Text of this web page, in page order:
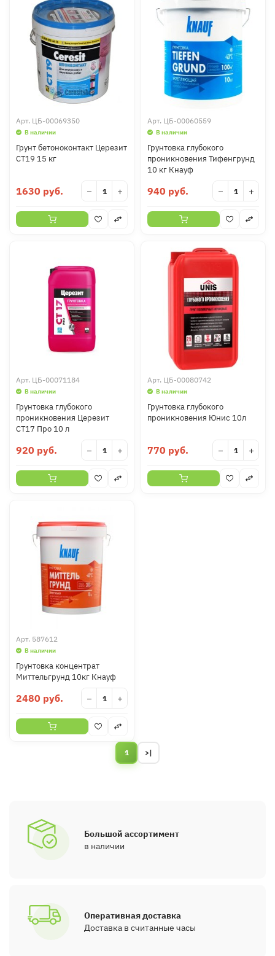
Арт. ЦБ-00069350
В наличии
Грунт бетоноконтакт Церезит
СТ19 15 кг
1630 руб. − +
Арт. ЦБ-00060559
В наличии
Грунтовка глубокого
проникновения Тифенгрунд
10 кг Кнауф
940 руб. − +
Арт. ЦБ-00071184
В наличии
Грунтовка глубокого
проникновения Церезит
СТ17 Про 10 л
920 руб. − +
Арт. ЦБ-00080742
В наличии
Грунтовка глубокого
проникновения Юнис 10л
770 руб. − +
Арт. 587612
В наличии
Грунтовка концентрат
Миттельгрунд 10кг Кнауф
2480 руб. − +
1 >|
Большой ассортимент
в наличии
Оперативная доставка
Доставка в считанные часы